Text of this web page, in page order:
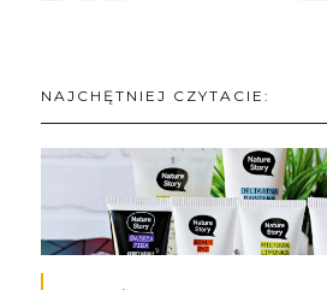
NAJCHĘTNIEJ CZYTACIE: